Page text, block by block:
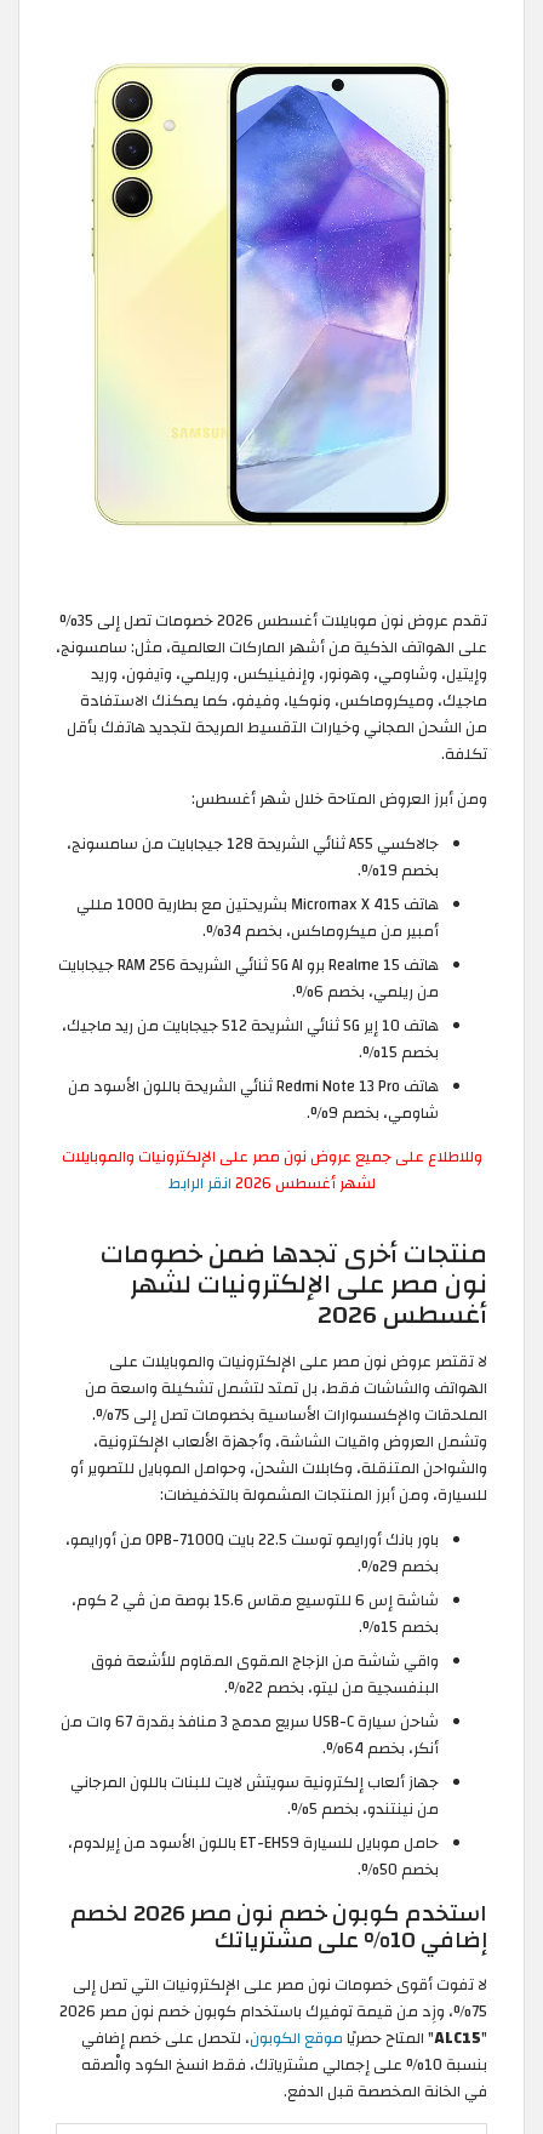
تقدم عروض نون موبايلات أغسطس 2026 خصومات تصل إلى 35%
على الهواتف الذكية من أشهر الماركات العالمية، مثل: سامسونج،
وإيتيل، وشاومي، وهونور، وإنفينيكس، وريلمي، وآيفون، وريد
ماجيك، وميكروماكس، ونوكيا، وفيفو، كما يمكنك الاستفادة
من الشحن المجاني وخيارات التقسيط المريحة لتجديد هاتفك بأقل
تكلفة.
ومن أبرز العروض المتاحة خلال شهر أغسطس:
جالاكسي A55 ثنائي الشريحة 128 جيجابايت من سامسونج،
بخصم 19%.
هاتف Micromax X 415 بشريحتين مع بطارية 1000 مللي
أمبير من ميكروماكس، بخصم 34%.
هاتف Realme 15 برو 5G AI ثنائي الشريحة RAM 256 جيجابايت
من ريلمي، بخصم 6%.
هاتف 10 إير 5G ثنائي الشريحة 512 جيجابايت من ريد ماجيك،
بخصم 15%.
هاتف Redmi Note 13 Pro ثنائي الشريحة باللون الأسود من
شاومي، بخصم 9%.
وللاطلاع على جميع عروض نون مصر على الإلكترونيات والموبايلات
لشهر أغسطس 2026
انقر الرابط
منتجات أخرى تجدها ضمن خصومات
نون مصر على الإلكترونيات لشهر
أغسطس 2026
لا تقتصر عروض نون مصر على الإلكترونيات والموبايلات على
الهواتف والشاشات فقط، بل تمتد لتشمل تشكيلة واسعة من
الملحقات والإكسسوارات الأساسية بخصومات تصل إلى 75%.
وتشمل العروض واقيات الشاشة، وأجهزة الألعاب الإلكترونية،
والشواحن المتنقلة، وكابلات الشحن، وحوامل الموبايل للتصوير أو
للسيارة، ومن أبرز المنتجات المشمولة بالتخفيضات:
باور بانك أورايمو توست 22.5 بايت OPB-7100Q من أورايمو،
بخصم 29%.
شاشة إس 6 للتوسيع مقاس 15.6 بوصة من ڤي 2 كوم،
بخصم 15%.
واقي شاشة من الزجاج المقوى المقاوم للأشعة فوق
البنفسجية من ليتو، بخصم 22%.
شاحن سيارة USB-C سريع مدمج 3 منافذ بقدرة 67 وات من
أنكر، بخصم 64%.
جهاز ألعاب إلكترونية سويتش لايت للبنات باللون المرجاني
من نينتندو، بخصم 5%.
حامل موبايل للسيارة ET-EH59 باللون الأسود من إيرلدوم،
بخصم 50%.
استخدم كوبون خصم نون مصر 2026 لخصم
إضافي 10% على مشترياتك
لا تفوت أقوى خصومات نون مصر على الإلكترونيات التي تصل إلى
75%، وزِد من قيمة توفيرك باستخدام كوبون خصم نون مصر 2026
"
ALC15" المتاح حصريًاموقع الكوبون، لتحصل على خصم إضافي
بنسبة 10% على إجمالي مشترياتك، فقط انسخ الكود والْصقه
في الخانة المخصصة قبل الدفع.